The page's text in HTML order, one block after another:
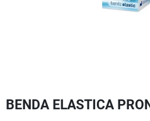
BENDA ELASTICA